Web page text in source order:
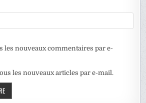
les nouveaux commentaires par e-
les nouveaux articles par e-mail.